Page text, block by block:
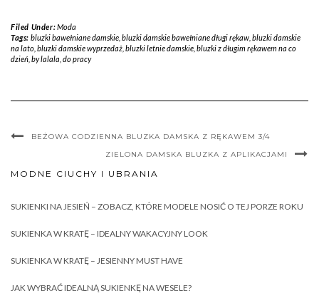
Filed Under:Moda
Tags: bluzki bawełniane damskie, bluzki damskie bawełniane długi rękaw, bluzki damskie
na lato bluzki damskie wyprzedaż bluzki letnie damskie bluzki z długim rękawem na co
dzień by lalala do pracy
BEŻOWA CODZIENNA BLUZKA DAMSKA Z RĘKAWEM 3/4
ZIELONA DAMSKA BLUZKA Z APLIKACJAMI
MODNE CIUCHY I UBRANIA
SUKIENKI NA JESIEŃ – ZOBACZ, KTÓRE MODELE NOSIĆ O TEJ PORZE ROKU
SUKIENKA W KRATĘ – IDEALNY WAKACYJNY LOOK
SUKIENKA W KRATĘ – JESIENNY MUST HAVE
JAK WYBRAĆ IDEALNĄ SUKIENKĘ NA WESELE?